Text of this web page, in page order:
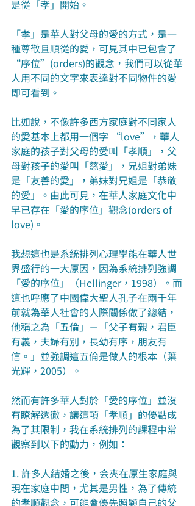
是從「孝」開始。
「孝」是華人對父母的愛的方式，是一
種尊敬且順從的愛，可見其中已包含了
“序位”(orders)的觀念，我們可以從華
人用不同的文字來表達對不同物件的愛
即可看到。
比如說，不像許多西方家庭對不同家人
的愛基本上都用一個字 “love”，華人
家庭的孩子對父母的愛叫「孝順」，父
母對孩子的愛叫「慈愛」，兄姐對弟妹
是「友善的愛」，弟妹對兄姐是「恭敬
的愛」。由此可見，在華人家庭文化中
早已存在「愛的序位」觀念(orders of
love)。
我想這也是系統排列心理學能在華人世
界盛行的一大原因，因為系統排列強調
「愛的序位」（Hellinger，1998）。而
這也呼應了中國偉大聖人孔子在兩千年
前就為華人社會的人際關係做了總結，
他稱之為「五倫」－「父子有親，君臣
有義，夫婦有別，長幼有序，朋友有
信。」並強調這五倫是做人的根本（葉
光輝，2005）。
然而有許多華人對於「愛的序位」並沒
有瞭解透徹，讓這項「孝順」的優點成
為了其限制，我在系統排列的課程中常
觀察到以下的動力，例如：
1. 許多人結婚之後，会夾在原生家庭與
現在家庭中間，尤其是男性，為了傳統
的孝順觀念，可能會優先照顧自己的父